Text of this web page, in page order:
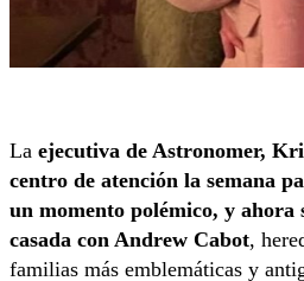
La ejecutiva de Astronomer,
centro de atención la semana
un momento polémico, y ahora
casada con Andrew Cabot,
familias más emblemáticas y